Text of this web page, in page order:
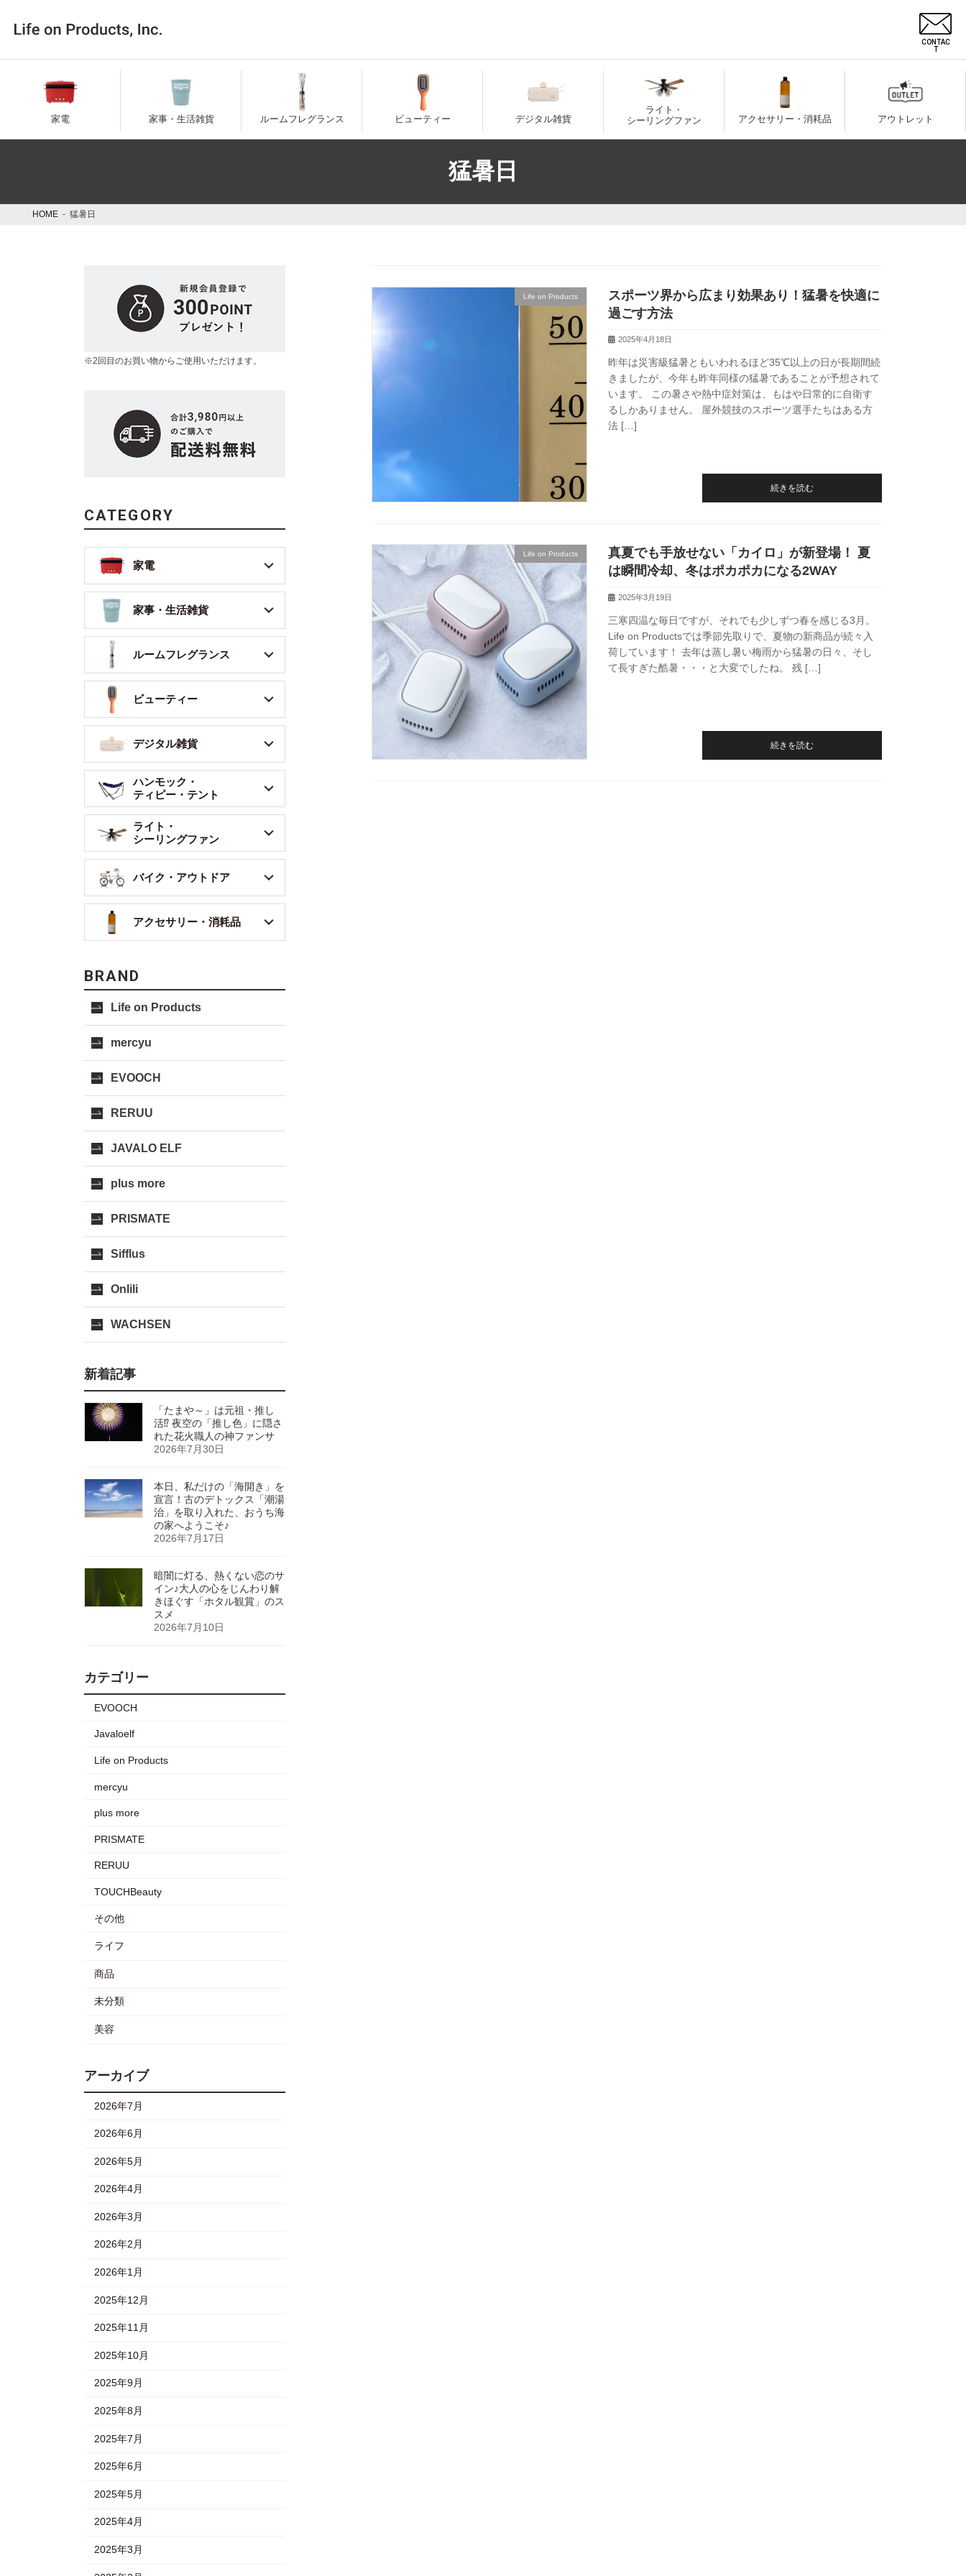
プ
動
CONTAC
T
家電 家事・生活雑貨 ルームフレグランス ビューティー デジタル雑貨
ライト・
シーリングファン
アクセサリー・消耗品 アウトレット
猛暑日
HOME 猛暑日
Life on Products
スポーツ界から広まり効果あり！猛暑を快適に
過ごす方法
2025年4月18日
昨年は災害級猛暑ともいわれるほど35℃以上の日が長期間続
きましたが、今年も昨年同様の猛暑であることが予想されて
います。 この暑さや熱中症対策は、もはや日常的に自衛す
るしかありません。 屋外競技のスポーツ選手たちはある方
法 […]
続きを読む
Life on Products
真夏でも手放せない「カイロ」が新登場！ 夏
は瞬間冷却、冬はポカポカになる2WAY
2025年3月19日
三寒四温な毎日ですが、それでも少しずつ春を感じる3月。
Life on Productsでは季節先取りで、夏物の新商品が続々入
荷しています！ 去年は蒸し暑い梅雨から猛暑の日々、そし
て長すぎた酷暑・・・と大変でしたね。 残 […]
続きを読む
※2回目のお買い物からご使用いただけます。
CATEGORY
家電
家事・生活雑貨
ルームフレグランス
ビューティー
デジタル雑貨
ハンモック・
ティピー・テント
ライト・
シーリングファン
バイク・アウトドア
アクセサリー・消耗品
BRAND
Life on Products
mercyu
EVOOCH
RERUU
JAVALO ELF
plus more
PRISMATE
Sifflus
Onlili
WACHSEN
新着記事
「たまや～」は元祖・推し
活⁉ 夜空の「推し色」に隠さ
れた花火職人の神ファンサ
2026年7月30日
本日、私だけの「海開き」を
宣言！古のデトックス「潮湯
治」を取り入れた、おうち海
の家へようこそ♪
2026年7月17日
暗闇に灯る、熱くない恋のサ
イン♪大人の心をじんわり解
きほぐす「ホタル観賞」のス
スメ
2026年7月10日
カテゴリー
EVOOCH
Javaloelf
Life on Products
mercyu
plus more
PRISMATE
RERUU
TOUCHBeauty
その他
ライフ
商品
未分類
美容
アーカイブ
2026年7月
2026年6月
2026年5月
2026年4月
2026年3月
2026年2月
2026年1月
2025年12月
2025年11月
2025年10月
2025年9月
2025年8月
2025年7月
2025年6月
2025年5月
2025年4月
2025年3月